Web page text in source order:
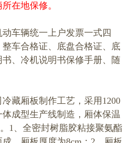
在地保修。
车辆统一上户发票一式四
车合格证、底盘合格证、底
、冷机说明书保修手册、随
藏厢板制作工艺，采用1200
成型生产线制造，厢体保温
1、全密封树脂胶粘接聚氨酯